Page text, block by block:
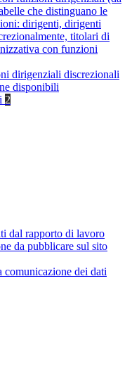
che distinguano le
dirigenti, dirigenti
titolari di
con funzioni
dirigenziali discrezionali
disponibili
2
dal rapporto di lavoro
da pubblicare sul sito
comunicazione dei dati